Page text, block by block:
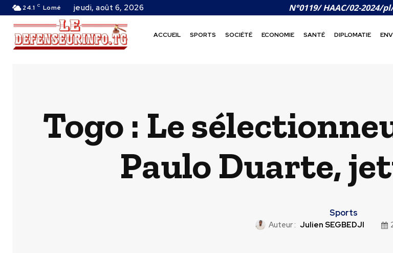
24.1 C Lomé jeudi, août 6, 2026 N°0119/ HAAC/02-2024/
ACCUEIL SPORTS SOCIÉTÉ ECONOMIE SANTÉ DIPLOMATIE
Togo : Le
Paulo Duarte,
Sports
Auteur : Julien SEGBEDJI